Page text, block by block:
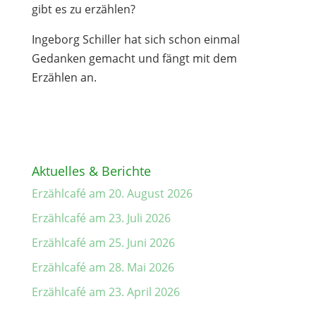
gibt es zu erzählen?
Ingeborg Schiller hat sich schon einmal
Gedanken gemacht und fängt mit dem
Erzählen an.
Aktuelles & Berichte
Erzählcafé am 20. August 2026
Erzählcafé am 23. Juli 2026
Erzählcafé am 25. Juni 2026
Erzählcafé am 28. Mai 2026
Erzählcafé am 23. April 2026